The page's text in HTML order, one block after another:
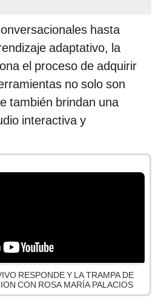
hasta
adaptativo, la
el proceso de adquirir
no solo son
también brindan una
interactiva y
RESPONDE Y LA TRAMPA DE
CON ROSA MARÍA PALACIOS